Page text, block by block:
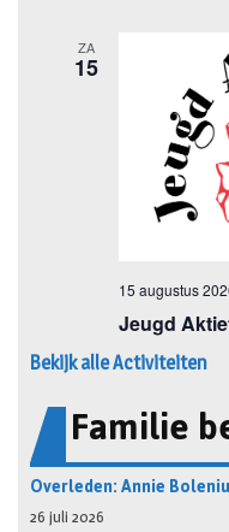
Bekijk alle Activiteiten
Familie
Overleden: Annie
26 juli 2026